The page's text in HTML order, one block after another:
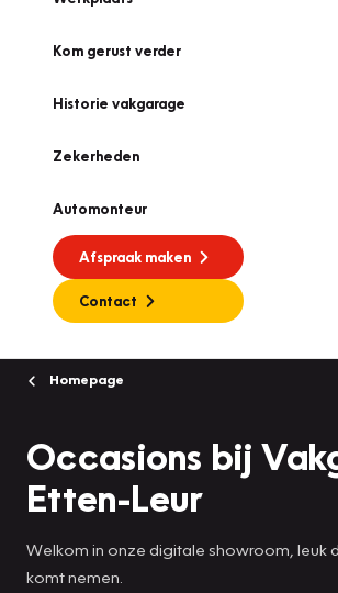
Kom gerust verder
Historie vakgarage
Zekerheden
Automonteur
Afspraak maken
Contact
Homepage
Occasions bij
Etten-Leur
Welkom in onze digitale showroom, leuk
komt nemen.